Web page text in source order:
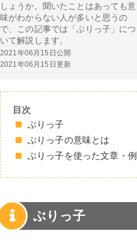
しょうか。聞いたことはあっても意
味がわからない人が多いと思うの
で、この記事では「ぶりっ子」につ
いて解説します。
2021年06月15日公開
2021年06月15日更新
目次
ぶりっ子
ぶりっ子の意味とは
ぶりっ子を使った文章・例
ぶりっ子